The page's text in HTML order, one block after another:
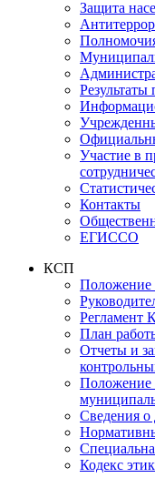
Защита
Результаты
Участие в
Контакты
ЕГИССО
КСП
Регламент
План
Отчеты и
Положение
Сведения о
Кодекс